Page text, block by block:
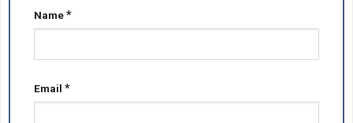
Name*
Email *